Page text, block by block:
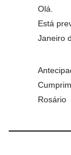
Olá.
Está
Janeiro
Rosário